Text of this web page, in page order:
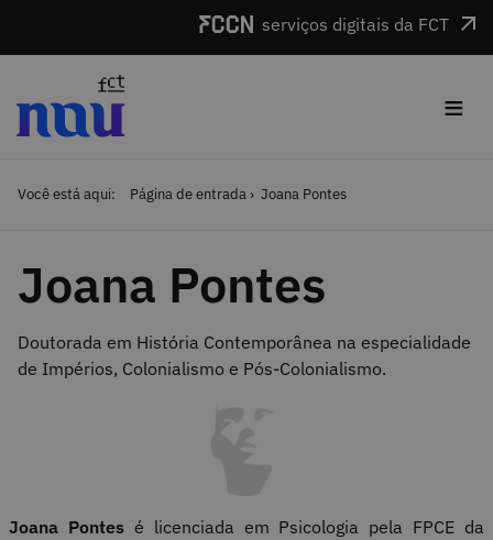
serviços digitais da FCT
≡
Você está aqui: Página de entrada Joana Pontes
Joana Pontes
Doutorada em História Contemporânea na especialidade
de Impérios, Colonialismo e Pós-Colonialismo.
Joana Pontesé licenciada em Psicologia pela FPCE da